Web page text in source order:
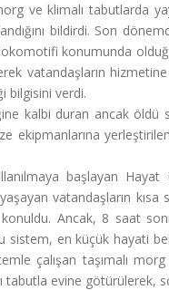
klimalı tabutlarda
bildirdi. Son
konumunda
vatandaşların
bilgisini verdi.
kalbi duran ancak
ekipmanlarına
başlayan Hayat
vatandaşların
Ancak, 8 saat
en küçük hayati
çalışan taşımalı
evine götürülerek,